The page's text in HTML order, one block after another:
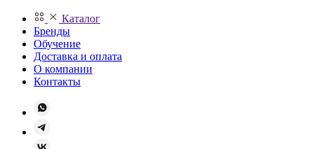
Каталог
Бренды
Обучение
Доставка и оплата
О компании
Контакты